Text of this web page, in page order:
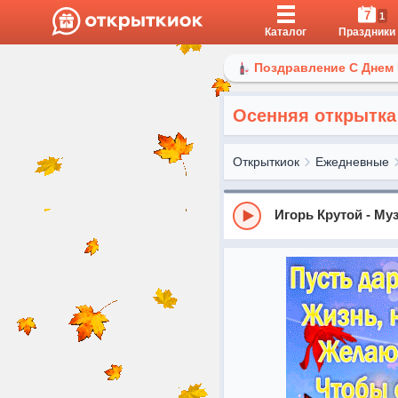
Каталог
7 1
Праздники
Поздравление С
Осенняя
Открыткиок Ежедневные
Игорь Крутой -